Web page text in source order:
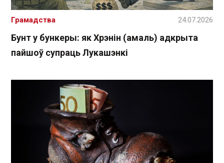
Бунт у бункеры: як Хрэнін (амаль) адкрыта
пайшоў супраць Лукашэнкі
Грамадства 24.07.2026